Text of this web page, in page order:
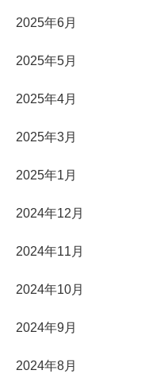
2025年6月
2025年5月
2025年4月
2025年3月
2025年1月
2024年12月
2024年11月
2024年10月
2024年9月
2024年8月